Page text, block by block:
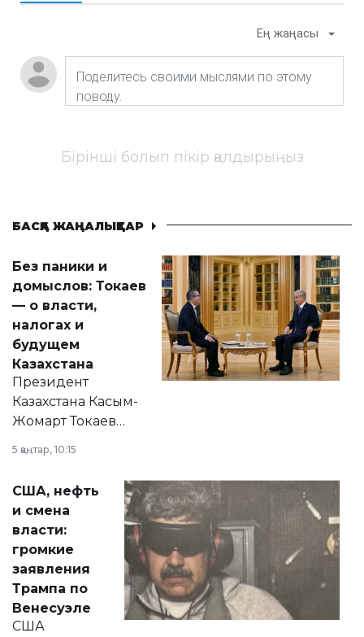
Ең жаңасы
Бірінші болып пікір қалдырыңыз
БАСҚА ЖАҢАЛЫҚТАР
Без паники и
домыслов: Токаев
— о власти,
налогах и
будущем
Казахстана
Президент
Казахстана Касым-
Жомарт Токаев
сразу несколько
актуальных тем —
от слухов о
политических
реформах до
вопросов армии,
экономики и
личного здоровья.
5 қаңтар, 10:15
США, нефть
и смена
власти:
громкие
заявления
Трампа по
Венесуэле
США